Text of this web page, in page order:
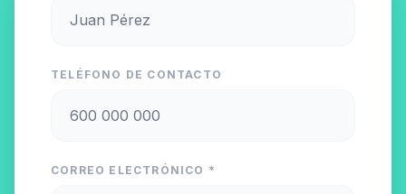
TELÉFONO DE CONTACTO
CORREO ELECTRÓNICO *